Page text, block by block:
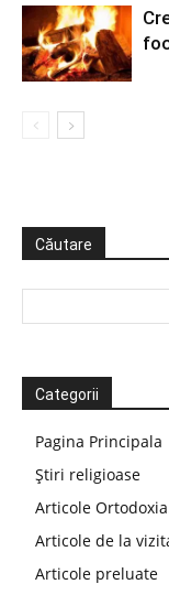
Căutare
Categorii
Pagina Principala
Știri religioase
Articole
Articole de la
Articole preluate